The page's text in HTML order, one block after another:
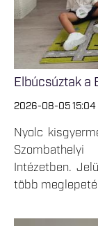
Elbúcsúztak a
2026-08-05 15:04
Nyolc
Intézetben.
több